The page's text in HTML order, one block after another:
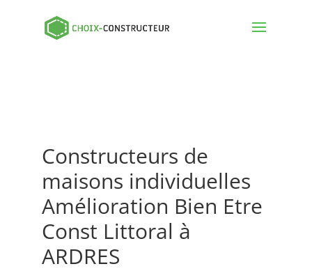
Constructeurs de
maisons individuelles
Amélioration Bien Etre
Const Littoral à
ARDRES